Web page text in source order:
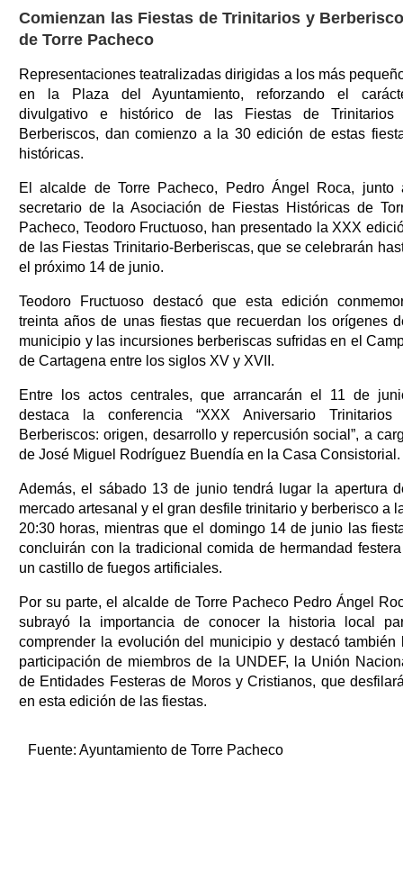
Comienzan las Fiestas de Trinitarios y
de Torre Pacheco
Representaciones teatralizadas dirigidas a los más
en la Plaza del Ayuntamiento, reforzando el
divulgativo e histórico de las Fiestas de Trinitarios
Berberiscos, dan comienzo a la 30 edición de estas
históricas.
El alcalde de Torre Pacheco, Pedro Ángel Roca, junto
secretario de la Asociación de Fiestas Históricas de
Pacheco, Teodoro Fructuoso, han presentado la XXX
de las Fiestas Trinitario-Berberiscas, que se celebrarán
el próximo 14 de junio.
Teodoro Fructuoso destacó que esta edición
treinta años de unas fiestas que recuerdan los orígenes
municipio y las incursiones berberiscas sufridas en el
de Cartagena entre los siglos XV y XVII.
Entre los actos centrales, que arrancarán el 11 de
destaca la conferencia “XXX Aniversario Trinitarios
Berberiscos: origen, desarrollo y repercusión social”, a
de José Miguel Rodríguez Buendía en la Casa Consistorial.
Además, el sábado 13 de junio tendrá lugar la apertura
mercado artesanal y el gran desfile trinitario y berberisco a
20:30 horas, mientras que el domingo 14 de junio las
concluirán con la tradicional comida de hermandad
un castillo de fuegos artificiales.
Por su parte, el alcalde de Torre Pacheco Pedro Ángel
subrayó la importancia de conocer la historia local
comprender la evolución del municipio y destacó también
participación de miembros de la UNDEF, la Unión
de Entidades Festeras de Moros y Cristianos, que
en esta edición de las fiestas.
Fuente: Ayuntamiento de Torre Pacheco